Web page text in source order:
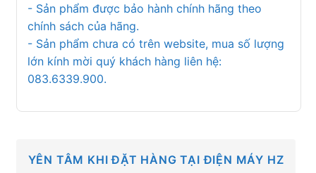
- Sản phẩm được bảo hành chính hãng theo
chính sách của hãng.
- Sản phẩm chưa có trên website, mua số lượng
lớn kính mời quý khách hàng liên hệ:
083.6339.900.
YÊN TÂM KHI ĐẶT HÀNG TẠI ĐIỆN MÁY HZ